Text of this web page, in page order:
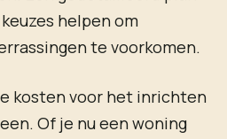
helpen om
te voorkomen.
kosten voor het inrichten
Of je nu een woning